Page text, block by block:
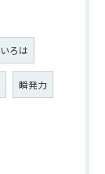
いろは
瞬発力